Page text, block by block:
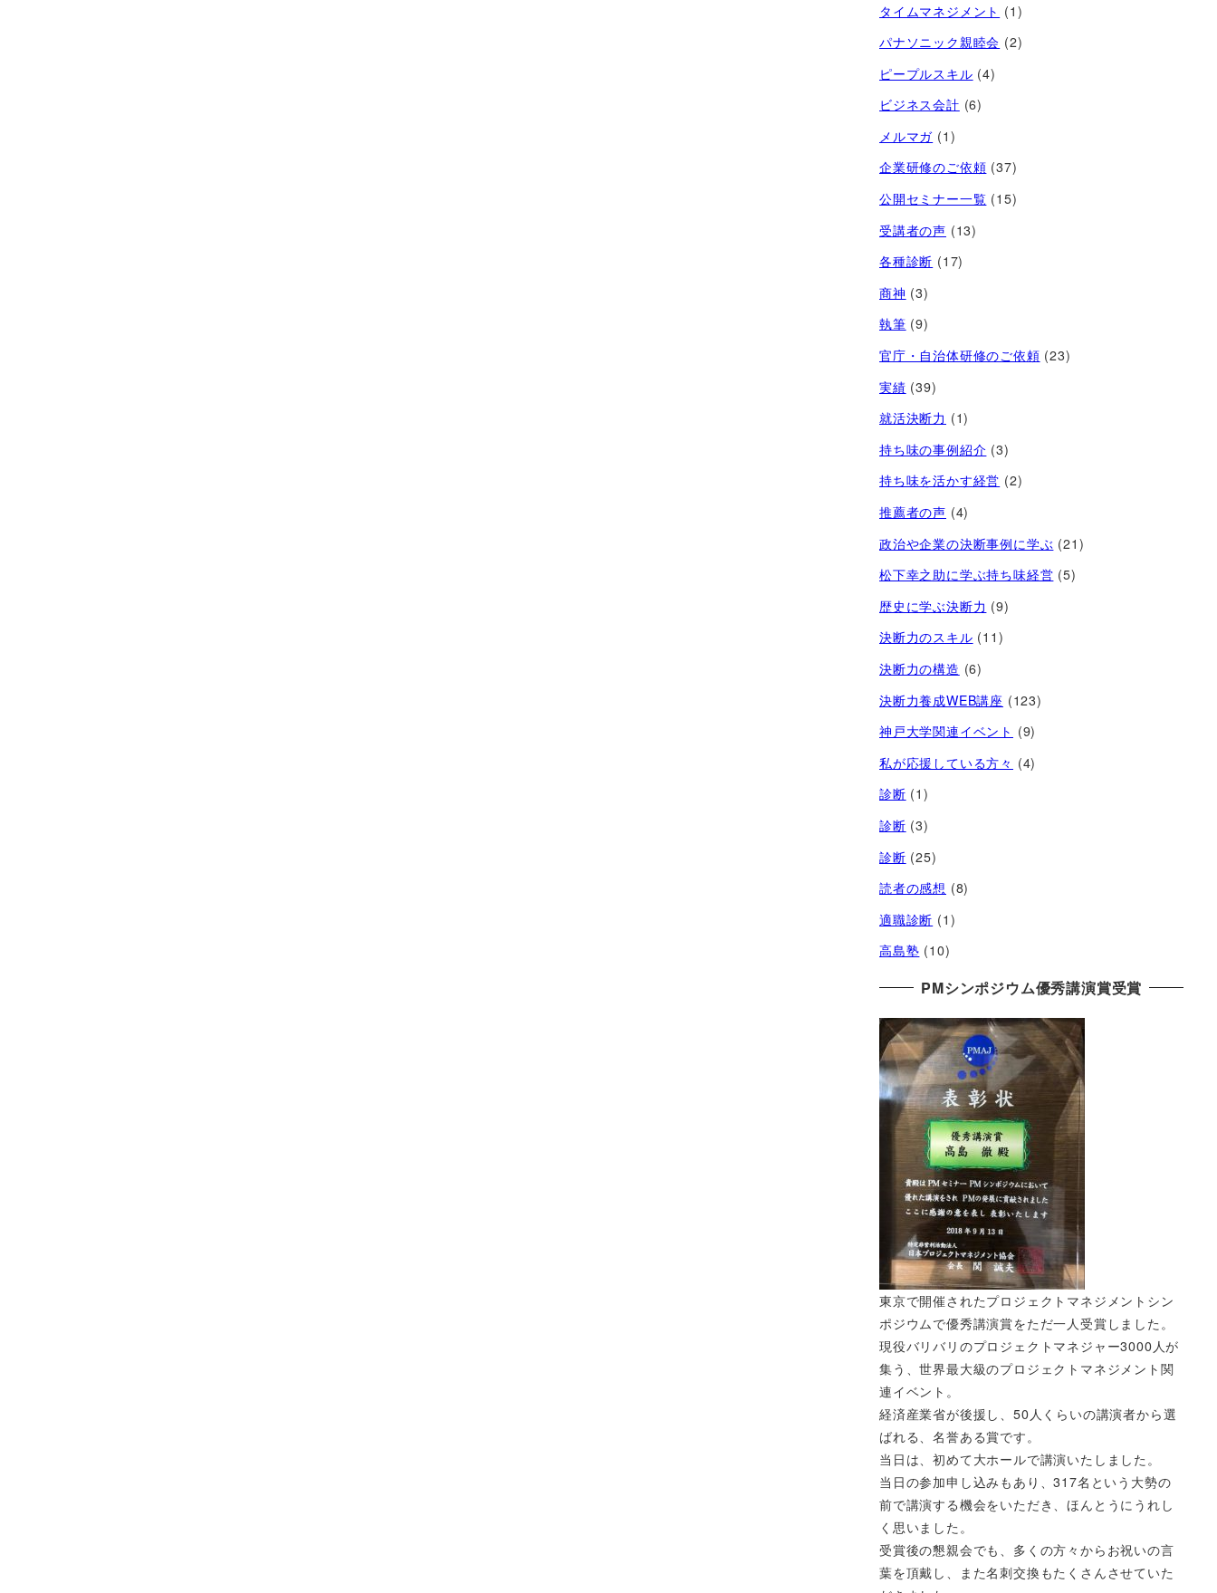
タイムマネジメント (1)
パナソニック親睦会 (2)
ピープルスキル (4)
ビジネス会計 (6)
メルマガ (1)
企業研修のご依頼 (37)
公開セミナー一覧 (15)
受講者の声 (13)
各種診断 (17)
商神 (3)
執筆 (9)
官庁・自治体研修のご依頼 (23)
実績 (39)
就活決断力 (1)
持ち味の事例紹介 (3)
持ち味を活かす経営​ (2)
推薦者の声 (4)
政治や企業の決断事例に学ぶ (21)
松下幸之助に学ぶ持ち味経営 (5)
歴史に学ぶ決断力 (9)
決断力のスキル (11)
決断力の構造 (6)
決断力養成WEB講座 (123)
神戸大学関連イベント (9)
私が応援している方々 (4)
診断 (1)
診断 (3)
診断 (25)
読者の感想 (8)
適職診断 (1)
高島塾 (10)
PMシンポジウム優秀講演賞受賞
東京で開催されたプロジェクトマネジメントシン
ポジウムで優秀講演賞をただ一人受賞しました。
現役バリバリのプロジェクトマネジャー3000人が
集う、世界最大級のプロジェクトマネジメント関
連イベント。
経済産業省が後援し、50人くらいの講演者から選
ばれる、名誉ある賞です。
当日は、初めて大ホールで講演いたしました。
当日の参加申し込みもあり、317名という大勢の
前で講演する機会をいただき、ほんとうにうれし
く思いました。
受賞後の懇親会でも、多くの方々からお祝いの言
葉を頂戴し、また名刺交換もたくさんさせていた